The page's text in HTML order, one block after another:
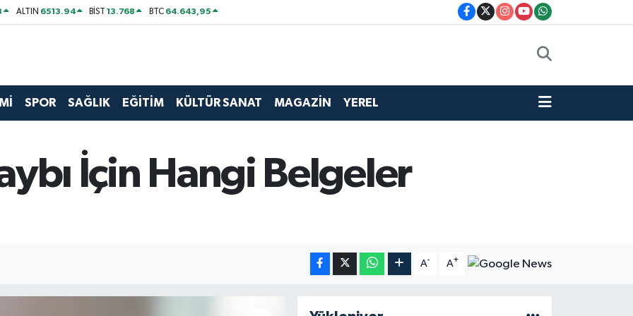
ALTIN 6513.94 BİST13.768 BTC 64.643,95
SPOR SAĞLIK EĞİTİM KÜLTÜR SANAT MAGAZİN YEREL
İçin Hangi Belgeler
A- A+